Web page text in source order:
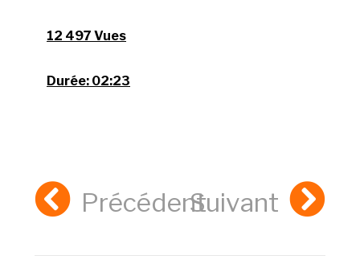
12 497 Vues
Durée: 02:23
PrécédentSuivant